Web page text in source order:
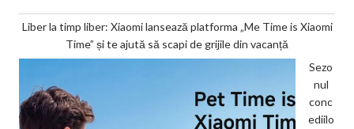
Liber la timp liber: Xiaomi lansează platforma „Me Time is Xiaomi
Time” și te ajută să scapi de grijile din vacanță
Sezo
nul
conc
ediilo